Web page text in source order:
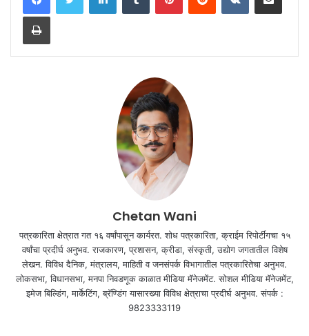
Print
Chetan Wani
पत्रकारिता क्षेत्रात गत १६ वर्षांपासून कार्यरत. शोध पत्रकारिता, क्राईम रिपोर्टींगचा १५
वर्षांचा प्रदीर्घ अनुभव. राजकारण, प्रशासन, क्रीडा, संस्कृती, उद्योग जगतातील विशेष
लेखन. विविध दैनिक, मंत्रालय, माहिती व जनसंपर्क विभागातील पत्रकारितेचा अनुभव.
लोकसभा, विधानसभा, मनपा निवडणूक काळात मीडिया मॅनेजमेंट. सोशल मीडिया मॅनेजमेंट,
इमेज बिल्डिंग, मार्केटिंग, ब्रॅण्डिंग यासारख्या विविध क्षेत्राचा प्रदीर्घ अनुभव. संपर्क :
9823333119